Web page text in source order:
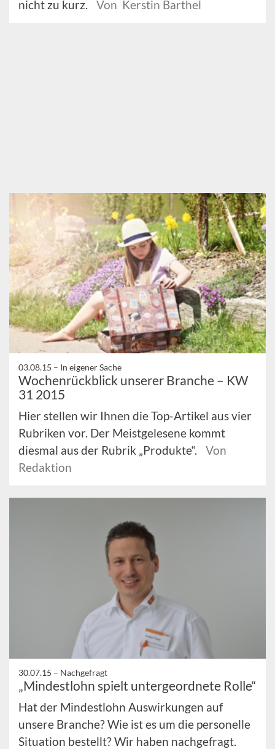
nicht zu kurz. Von Kerstin Barthel
03.08.15 – In eigener Sache
Wochenrückblick unserer Branche – KW
31 2015
Hier stellen wir Ihnen die Top-Artikel aus vier
Rubriken vor. Der Meistgelesene kommt
diesmal aus der Rubrik „Produkte“.
Von
Redaktion
30.07.15 – Nachgefragt
„Mindestlohn spielt untergeordnete Rolle“
Hat der Mindestlohn Auswirkungen auf
unsere Branche? Wie ist es um die personelle
Situation bestellt? Wir haben nachgefragt.